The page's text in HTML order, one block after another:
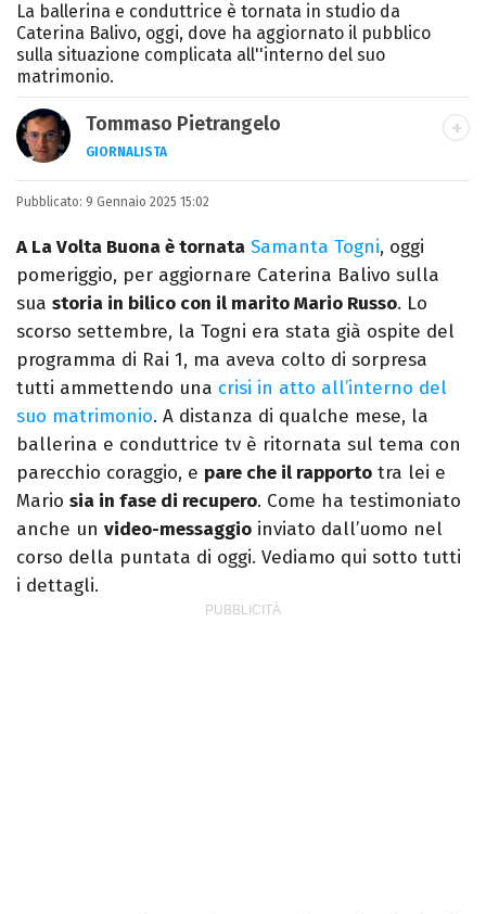
La ballerina e conduttrice è tornata in studio da
Caterina Balivo, oggi, dove ha aggiornato il pubblico
sulla situazione complicata all''interno del suo
matrimonio.
Tommaso Pietrangelo
GIORNALISTA
Autore, giornalista, cantautore. Laureato in
cinema, poesia e Shakespeare. Scrive
canzoni e ama i gatti.
Pubblicato: 9 Gennaio 2025 15:02
A La Volta Buona è tornata Samanta Togni, oggi
pomeriggio, per aggiornare Caterina Balivo sulla
sua storia in bilico con il marito Mario Russo. Lo
scorso settembre, la Togni era stata già ospite del
programma di Rai 1, ma aveva colto di sorpresa
tutti ammettendo una crisi in atto all’interno del
suo matrimonio. A distanza di qualche mese, la
ballerina e conduttrice tv è ritornata sul tema con
parecchio coraggio, e pare che il rapporto tra lei e
Mario sia in fase di recupero. Come ha testimoniato
anche un video-messaggio inviato dall’uomo nel
corso della puntata di oggi. Vediamo qui sotto tutti
i dettagli.